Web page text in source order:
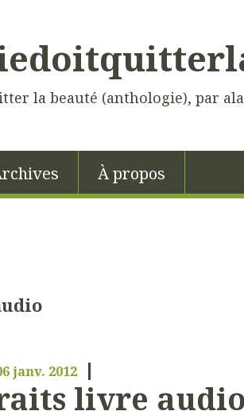
la beauté (anthologie), par
À propos
janv. 2012
livre